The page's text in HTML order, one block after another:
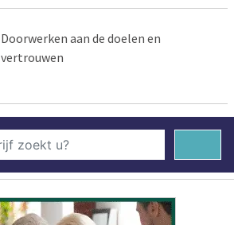
Doorwerken aan de doelen en
vertrouwen